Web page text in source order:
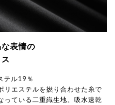
表情の
テル19％
リエステルを撚り合わせた糸で
っている二重織生地。吸水速乾